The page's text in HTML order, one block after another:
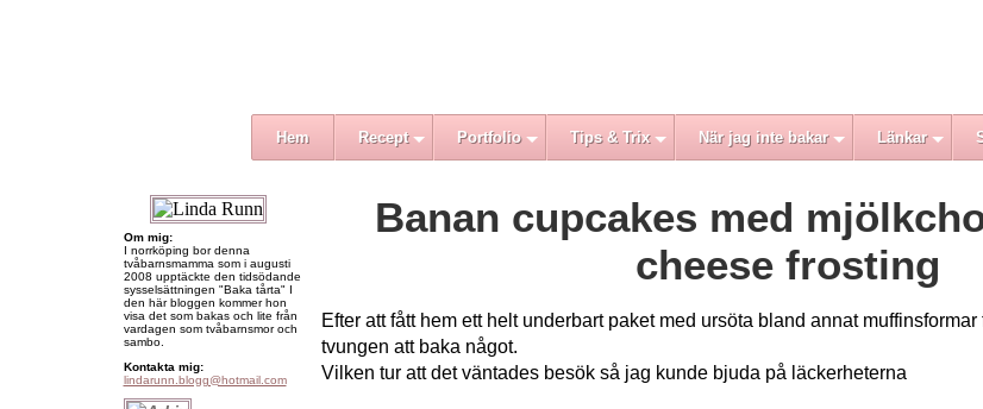
Hem Recept Portfolio Tips & Trix När jag inte bakar Länkar
Om mig:
I norrköping bor denna
tvåbarnsmamma som i augusti
2008 upptäckte den tidsödande
sysselsättningen "Baka tårta" I
den här bloggen kommer hon
visa det som bakas och lite från
vardagen som tvåbarnsmor och
sambo.
Kontakta mig:
lindarunn.blogg@hotmail.com
Banan cupcakes med
cheese frosting
Efter att fått hem ett helt underbart paket med ursöta bland annat muffinsformar
tvungen att baka något.
Vilken tur att det väntades besök så jag kunde bjuda på läckerheterna